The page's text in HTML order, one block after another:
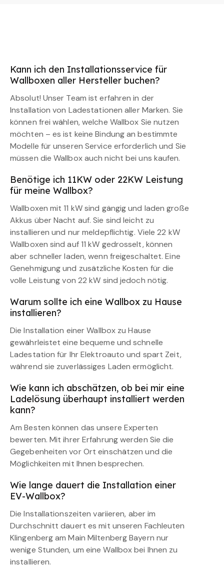
Kann ich den Installationsservice für
Wallboxen aller Hersteller buchen?
Absolut! Unser Team ist erfahren in der
Installation von Ladestationen aller Marken. Sie
können frei wählen, welche Wallbox Sie nutzen
möchten – es ist keine Bindung an bestimmte
Modelle für unseren Service erforderlich und Sie
müssen die Wallbox auch nicht bei uns kaufen.
Benötige ich 11KW oder 22KW Leistung
für meine Wallbox?
Wallboxen mit 11 kW sind gängig und laden große
Akkus über Nacht auf. Sie sind leicht zu
installieren und nur meldepflichtig. Viele 22 kW
Wallboxen sind auf 11 kW gedrosselt, können
aber schneller laden, wenn freigeschaltet. Eine
Genehmigung und zusätzliche Kosten für die
volle Leistung von 22 kW sind jedoch nötig.
Warum sollte ich eine Wallbox zu Hause
installieren?
Die Installation einer Wallbox zu Hause
gewährleistet eine bequeme und schnelle
Ladestation für Ihr Elektroauto und spart Zeit,
während sie zuverlässiges Laden ermöglicht.
Wie kann ich abschätzen, ob bei mir eine
Ladelösung überhaupt installiert werden
kann?
Am Besten können das unsere Experten
bewerten. Mit ihrer Erfahrung werden Sie die
Gegebenheiten vor Ort einschätzen und die
Möglichkeiten mit Ihnen besprechen.
Wie lange dauert die Installation einer
EV-Wallbox?
Die Installationszeiten variieren, aber im
Durchschnitt dauert es mit unseren Fachleuten
Klingenberg am Main Miltenberg Bayern nur
wenige Stunden, um eine Wallbox bei Ihnen zu
installieren.